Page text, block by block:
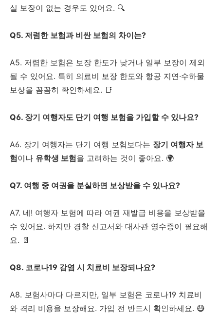
실 보장이 없는 경우도 있어요. 🔍
Q5. 저렴한 보험과 비싼 보험의 차이는?
A5. 저렴한 보험은 보장 한도가 낮거나 일부 보장이 제외
될 수 있어요. 특히 의료비 보장 한도와 항공 지연·수하물
보상을 꼼꼼히 확인하세요. 📑
Q6. 장기 여행자도 단기 여행 보험을 가입할 수 있나요?
A6. 장기 여행자는 단기 여행 보험보다는 장기 여행자 보
험이나 유학생 보험을 고려하는 것이 좋아요. 🌍
Q7. 여행 중 여권을 분실하면 보상받을 수 있나요?
A7. 네! 여행자 보험에 따라 여권 재발급 비용을 보상받을
수 있어요. 하지만 경찰 신고서와 대사관 영수증이 필요해
요. 📄
Q8. 코로나19 감염 시 치료비 보장되나요?
A8. 보험사마다 다르지만, 일부 보험은 코로나19 치료비
와 격리 비용을 보장해요. 가입 전 반드시 확인하세요. 😷